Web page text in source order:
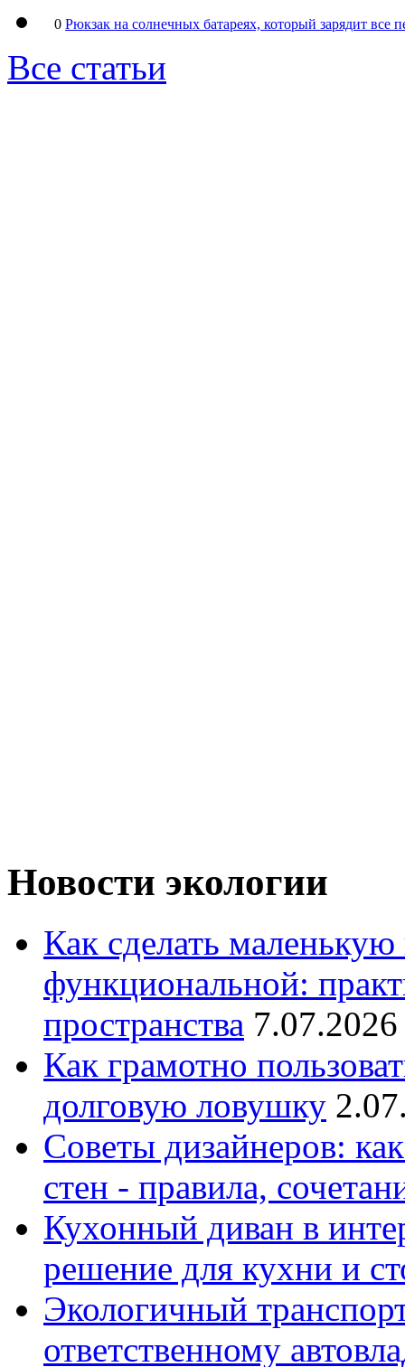
0 Рюкзак на солнечных батареях, который зарядит все
Все статьи
Новости экологии
Как сделать
функциональной:
пространства
Как грамотно
долговую ловушку
Советы дизайнеров:
стен - правила,
Кухонный диван в
решение для кухни и
Экологичный
ответственному